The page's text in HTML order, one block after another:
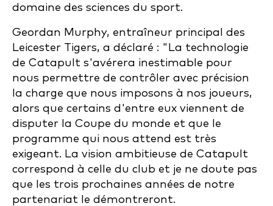
domaine des sciences du sport.
Geordan Murphy, entraîneur principal des
Leicester Tigers, a déclaré : "La technologie
de Catapult s'avérera inestimable pour
nous permettre de contrôler avec précision
la charge que nous imposons à nos joueurs,
alors que certains d'entre eux viennent de
disputer la Coupe du monde et que le
programme qui nous attend est très
exigeant. La vision ambitieuse de Catapult
correspond à celle du club et je ne doute pas
que les trois prochaines années de notre
partenariat le démontreront.